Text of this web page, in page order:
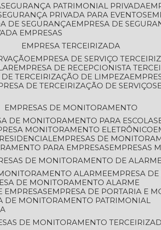
SEGURANÇA PATRIMONIAL PRIVADA
PRIVADA PARA EVENTOS
DE SEGURANÇA
EMPRESA DE
EMPRESAS
EMPRESA TERCEIRIZADA
EMPRESA DE SERVIÇO
EMPRESA DE RECEPCIONISTA
DE TERCEIRIZAÇÃO DE LIMPEZA
DE TERCEIRIZAÇÃO DE SERVIÇOS
EMPRESAS DE MONITORAMENTO
DE MONITORAMENTO PARA ESCOLAS
MONITORAMENTO ELETRÔNICO
EMPRESAS DE
PARA EMPRESAS
EMPRESAS
DE MONITORAMENTO DE
MONITORAMENTO ALARME
EMPRESA
DE MONITORAMENTO ALARME
EMPRESAS
EMPRESA DE PORTARIA E
DE MONITORAMENTO PATRIMONIAL
DE MONITORAMENTO